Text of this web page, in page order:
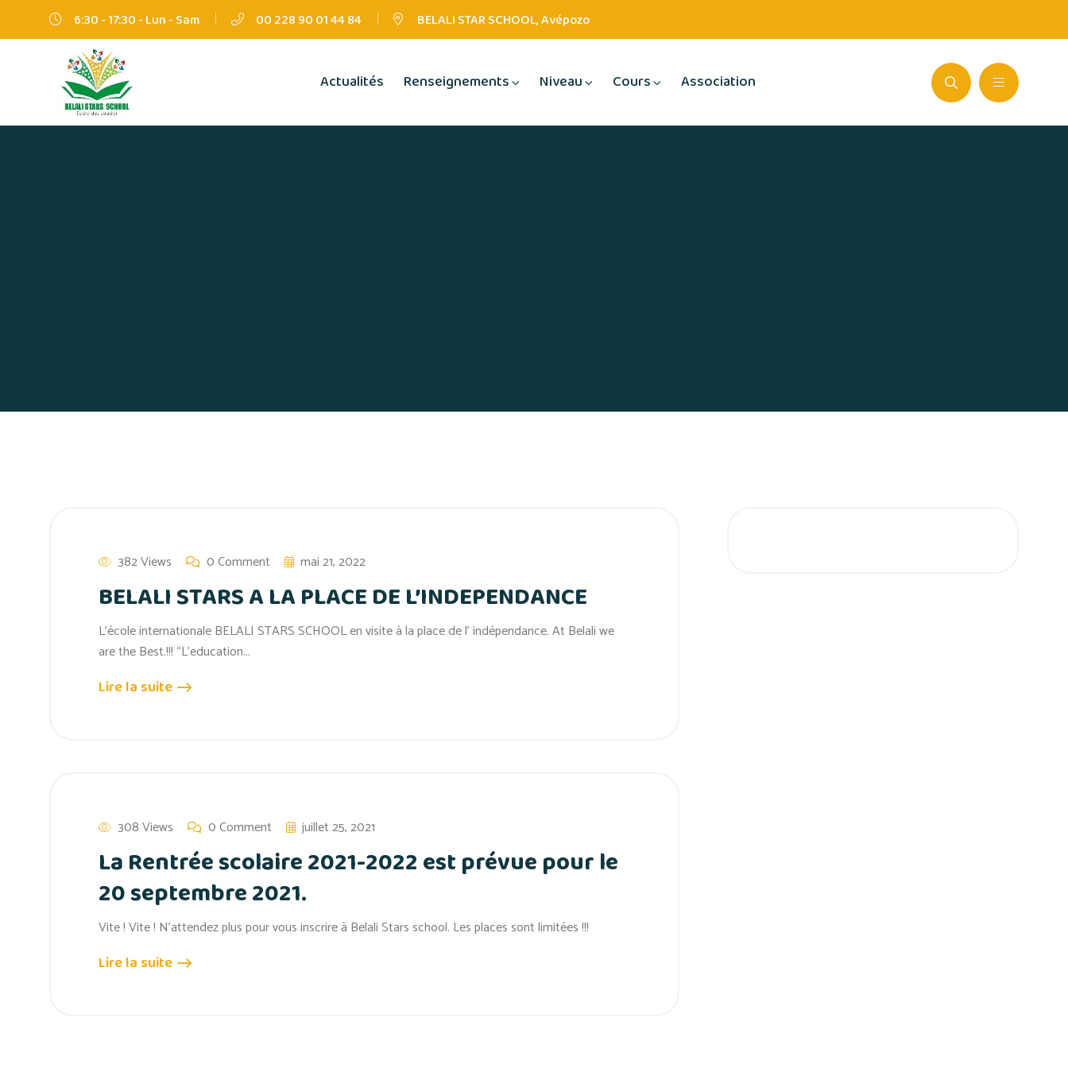
6:30 - 17:30 - Lun - Sam 00 228 90 01 44 84 BELALI STAR SCHOOL, Avépozo
Actualités Renseignements Niveau Cours Association
382 Views 0 Comment mai 21, 2022
BELALI STARS A LA PLACE DE L’INDEPENDANCE
L’école internationale BELALI STARS SCHOOL en visite à la place de l’ indépendance. At Belali we
are the Best.!!! “L’education...
Lire la suite
308 Views 0 Comment juillet 25, 2021
La Rentrée scolaire 2021-2022 est prévue pour le
20 septembre 2021.
Vite ! Vite ! N’attendez plus pour vous inscrire à Belali Stars school. Les places sont limitées !!!
Lire la suite